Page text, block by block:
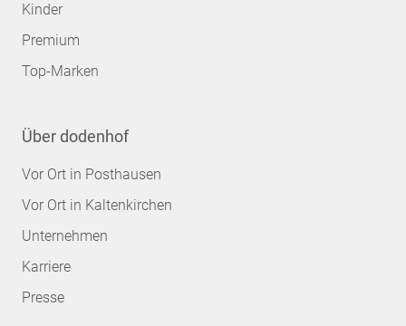
Kinder
Premium
Top-Marken
Über dodenhof
Vor Ort in Posthausen
Vor Ort in Kaltenkirchen
Unternehmen
Karriere
Presse